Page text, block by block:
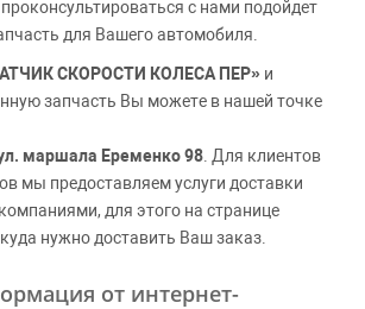
с нами подойдет
для Вашего автомобиля.
СКОРОСТИ КОЛЕСА ПЕР» и
запчасть Вы можете в нашей точке
маршала Еременко 98 . Для клиентов
мы предоставляем услуги доставки
для этого на странице
нужно доставить Ваш заказ.
от интернет-